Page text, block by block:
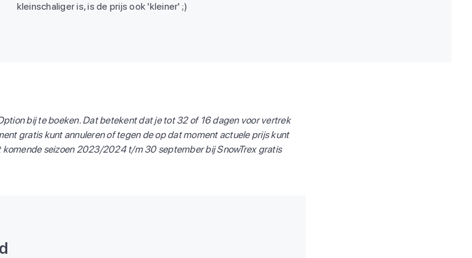
kleinschaliger is, is de prijs ook 'kleiner' ;)
bij te boeken. Dat betekent dat je tot 32 of 16 dagen voor vertrek
gratis kunt annuleren of tegen de op dat moment actuele prijs kunt
seizoen 2023/2024 t/m 30 september bij SnowTrex gratis